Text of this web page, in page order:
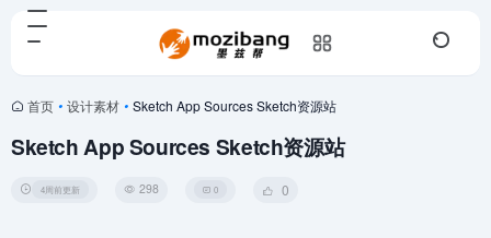
首页 • 设计素材 • Sketch App Sources Sketch资源站
Sketch App Sources Sketch资源站
4周前更新 298 0 0